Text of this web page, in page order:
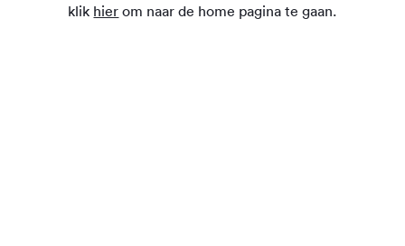
klik hier om naar de home pagina te gaan.